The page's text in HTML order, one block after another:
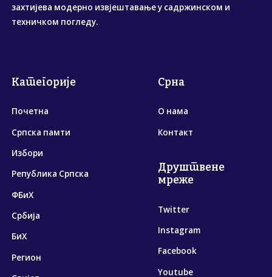
захтијева модерно извјештавање у садржинском и
техничком погледу.
Категорије
Почетна
Српска памти
Избори
Република Српска
ФБиХ
Србија
БиХ
Регион
Срна
О нама
Контакт
Друштвене
мреже
Twitter
Instagram
Facebook
Youtube